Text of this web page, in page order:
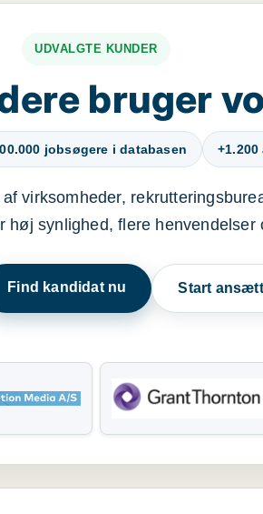
UDVALGTE KUNDER
bruger
jobsøgere i databasen
virksomheder,
høj synlighed, flere henvendelser
Find kandidat nu Start